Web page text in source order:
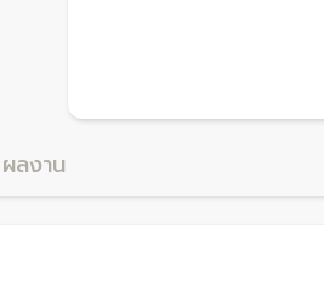
ผลงาน